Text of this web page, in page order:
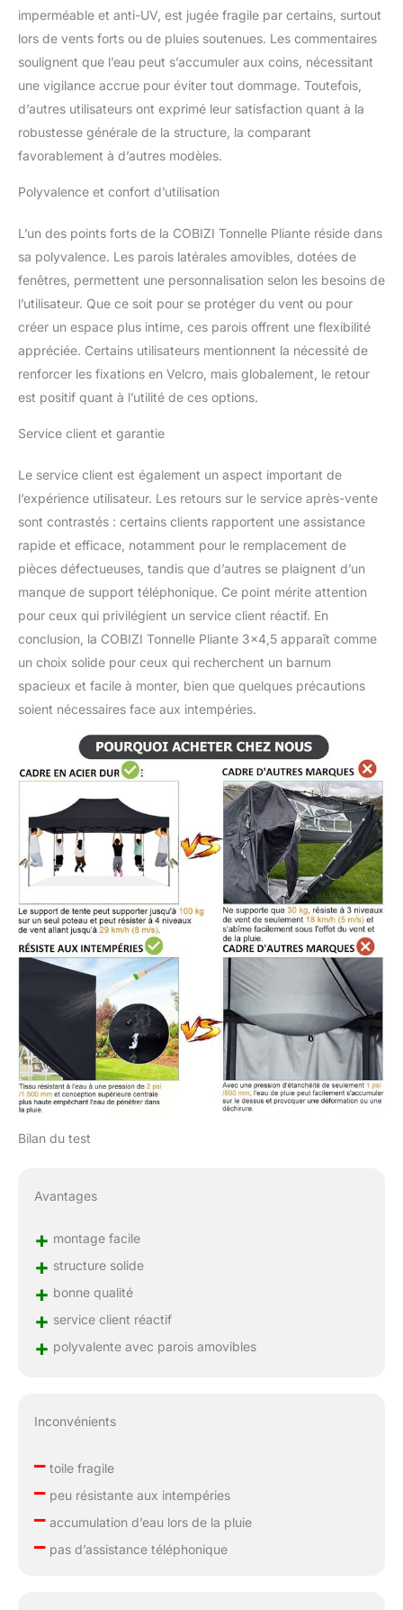
pop-up x 1 Pcss +
couverture supérieure de
tente d'auvent x 1 Pcs +
paroi latérale avec
fermeture éclair x 2 Pcs +
paroi latérale avec fenêtre
x 2 Pcs + clous au sol x 8
Pcs + cordes x 4 Pcs +
Oxford PU 500D】L'auvent
oxford PU 500D avec
bande imperméable. Le
cadre en acier allié durable
de haute qualité avec
revêtement en poudre
garantit une résistance à la
rouille et à la corrosion. Le
pour refléter 99 % des
rayons nocifs du soleil.
avec un tissu 100%
résistant à l'eau et une
protection UV 50+ et des
coutures thermosoudées.
【Ne Laissez Pas Votre
Tente Sans Surveillance】
[Remarque]: ne laissez
jamais votre tente sans
après-vente d'un an pour
l'armature de la tente ;
garantie après-vente de
six mois pour les toiles et
accessoires. Enlevez
toujours la tente à
baldaquin lorsqu'une
tempête arrive. Lors de
l'utilisation, assurez-vous
d'utiliser les piquets et les
cordes inclus pour
sécuriser la tente afin
d'éviter tout dommage.
imperméable et anti-UV, est jugée fragile par certains, surtout
lors de vents forts ou de pluies soutenues. Les commentaires
soulignent que l’eau peut s’accumuler aux coins, nécessitant
une vigilance accrue pour éviter tout dommage. Toutefois,
d’autres utilisateurs ont exprimé leur satisfaction quant à la
robustesse générale de la structure, la comparant
favorablement à d’autres modèles.
Polyvalence et confort d’utilisation
L’un des points forts de la COBIZI Tonnelle Pliante réside dans
sa polyvalence. Les parois latérales amovibles, dotées de
fenêtres, permettent une personnalisation selon les besoins de
l’utilisateur. Que ce soit pour se protéger du vent ou pour
créer un espace plus intime, ces parois offrent une flexibilité
appréciée. Certains utilisateurs mentionnent la nécessité de
renforcer les fixations en Velcro, mais globalement, le retour
est positif quant à l’utilité de ces options.
Service client et garantie
Le service client est également un aspect important de
l’expérience utilisateur. Les retours sur le service après-vente
sont contrastés : certains clients rapportent une assistance
rapide et efficace, notamment pour le remplacement de
pièces défectueuses, tandis que d’autres se plaignent d’un
manque de support téléphonique. Ce point mérite attention
pour ceux qui privilégient un service client réactif. En
conclusion, la COBIZI Tonnelle Pliante 3×4,5 apparaît comme
un choix solide pour ceux qui recherchent un barnum
spacieux et facile à monter, bien que quelques précautions
soient nécessaires face aux intempéries.
Bilan du test
Avantages
+ montage facile
+ structure solide
+ bonne qualité
+ service client réactif
+ polyvalente avec parois amovibles
Inconvénients
–toile fragile
–peu résistante aux intempéries
–accumulation d’eau lors de la pluie
–pas d’assistance téléphonique